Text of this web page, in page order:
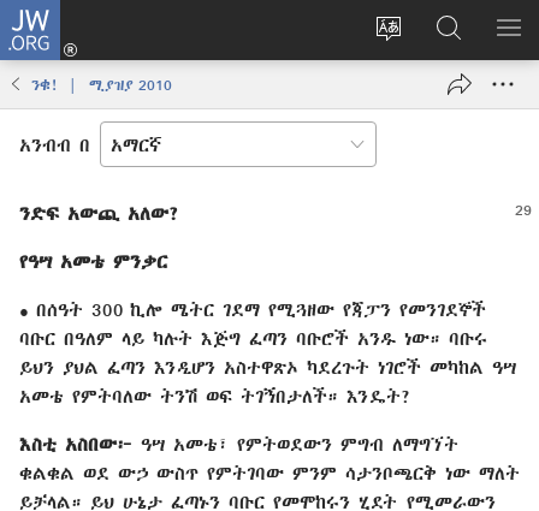
JW.ORG
የድረ
ግባ
(አዲስ
JW.ORG
ላይ
መፈለጊያ
ንቁ! | ሚያዝያ 2010
አንብብ በ
ንድፍ አውጪ አለው?
የዓሣ አመቴ ምንቃር
● በሰዓት 300 ኪሎ ሜትር ገደማ የሚጓዘው የጃፓን የመንገደኞች
ባቡር በዓለም ላይ ካሉት እጅግ ፈጣን ባቡሮች አንዱ ነው። ባቡሩ
ይህን ያህል ፈጣን እንዲሆን አስተዋጽኦ ካደረጉት ነገሮች መካከል ዓሣ
አመቴ የምትባለው ትንሽ ወፍ ትገኝበታለች። እንዴት?
እስቲ አስበው፦ ዓሣ አመቴ፣ የምትወደውን ምግብ ለማግኘት
ቁልቁል ወደ ውኃ ውስጥ የምትገባው ምንም ሳታንቦጫርቅ ነው ማለት
ይቻላል። ይህ ሁኔታ ፈጣኑን ባቡር የመሞከሩን ሂደት የሚመራውን